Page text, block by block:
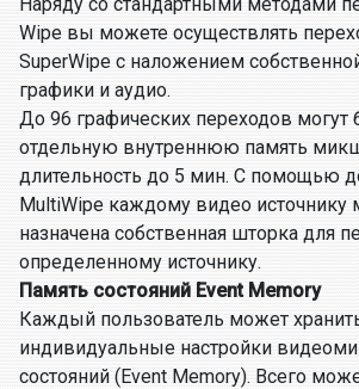
Wipe вы можете осуществлять
SuperWipe с наложением
графики и аудио.
До 96 графических переходов могут
отдельную внутреннюю память
длительность до 5 мин. С помощью
MultiWipe каждому видео источнику
назначена собственная шторка для
определенному источнику.
Память cостояний Event Memory
Каждый пользователь может
индивидуальные настройки
состояний (Event Memory). Всего